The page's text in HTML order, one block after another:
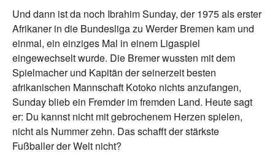
Und dann ist da noch Ibrahim Sunday, der 1975 als erster
Afrikaner in die Bundesliga zu Werder Bremen kam und
einmal, ein einziges Mal in einem Ligaspiel
eingewechselt wurde. Die Bremer wussten mit dem
Spielmacher und Kapitän der seinerzeit besten
afrikanischen Mannschaft Kotoko nichts anzufangen,
Sunday blieb ein Fremder im fremden Land. Heute sagt
er: Du kannst nicht mit gebrochenem Herzen spielen,
nicht als Nummer zehn. Das schafft der stärkste
Fußballer der Welt nicht?